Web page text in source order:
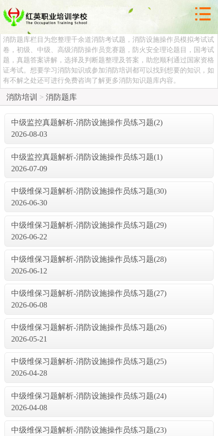

 消防题库 
消防题库栏目为您整理千余道消防考试题，消防设施操作员模拟考试试
卷，初级、中级、高级消防操作员竞赛题，防火安全理论题目，国考试
题，真题答案讲解，选择及判断题整理及答案，助您顺利通过国家资格
证考试。想要学习消防知识或参加消防培训都可以找到想要的知识，如
有不解之处还可进行免费咨询了解更多消防知识题库内容。
消防培训 > 消防题库
中级监控真题解析-消防设施操作员练习题(2)
2026-08-03
中级监控真题解析-消防设施操作员练习题(1)
2026-07-09
中级维保习题解析-消防设施操作员练习题(30)
2026-06-30
中级维保习题解析-消防设施操作员练习题(29)
2026-06-22
中级维保习题解析-消防设施操作员练习题(28)
2026-06-12
中级维保习题解析-消防设施操作员练习题(27)
2026-06-08
中级维保习题解析-消防设施操作员练习题(26)
2026-05-21
中级维保习题解析-消防设施操作员练习题(25)
2026-04-28
中级维保习题解析-消防设施操作员练习题(24)
2026-04-08
中级维保习题解析-消防设施操作员练习题(23)